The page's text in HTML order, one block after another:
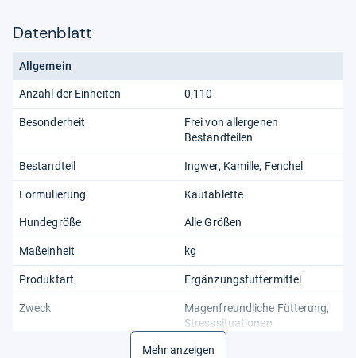
Datenblatt
Allgemein
Anzahl der Einheiten 0,110
Besonderheit
Frei von allergenen
Bestandteilen
Bestandteil Ingwer, Kamille, Fenchel
Formulierung Kautablette
Hundegröße Alle Größen
Maßeinheit kg
Produktart Ergänzungsfuttermittel
Zweck
Magenfreundliche Fütterung,
Stresssituationen
Mehr anzeigen